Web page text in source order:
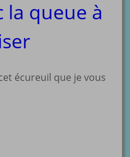
la queue à
écureuil que je vous